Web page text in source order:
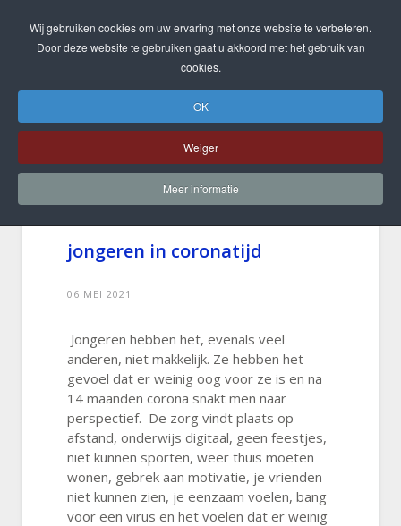
De ondersteuning van
jongeren in coronatijd
06 MEI 2021
Jongeren hebben het, evenals veel
anderen, niet makkelijk. Ze hebben het
gevoel dat er weinig oog voor ze is en na
14 maanden corona snakt men naar
perspectief. De zorg vindt plaats op
afstand, onderwijs digitaal, geen feestjes,
niet kunnen sporten, weer thuis moeten
wonen, gebrek aan motivatie, je vrienden
niet kunnen zien, je eenzaam voelen, bang
voor een virus en het voelen dat er weinig
Wij gebruiken cookies om uw ervaring met onze website te verbeteren.
Door deze website te gebruiken gaat u akkoord met het gebruik van
cookies.
OK
Weiger
Meer informatie